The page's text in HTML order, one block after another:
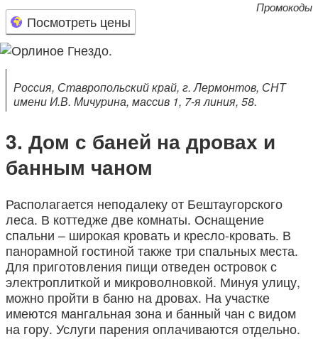
Посмотреть цены
Промокоды
Россия, Ставропольский край, г. Лермонтов, СНТ
имени И.В. Мичурина, массив 1, 7-я линия, 58.
Дом с баней на дровах и
банным чаном
Располагается неподалеку от Бештаугорского
леса. В коттедже две комнаты. Оснащение
спальни – широкая кровать и кресло-кровать. В
панорамной гостиной также три спальных места.
Для приготовления пищи отведен островок с
электроплиткой и микроволновкой. Минуя улицу,
можно пройти в баню на дровах. На участке
имеются мангальная зона и банный чан с видом
на гору. Услуги парения оплачиваются отдельно.